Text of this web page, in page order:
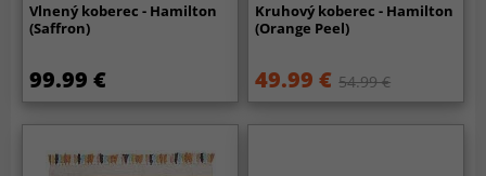
Vlnený koberec - Hamilton
(Saffron)
99.99 €
Kruhový koberec - Hamilton
(Orange Peel)
49.99 € 54.99 €